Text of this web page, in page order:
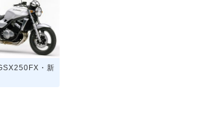
・新